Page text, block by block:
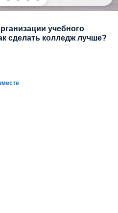
учебного
сделать колледж лучше?